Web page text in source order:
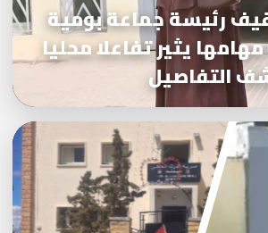
رئيسة جماعة بومية
يثير تفاعلا محليا
التفاصيل